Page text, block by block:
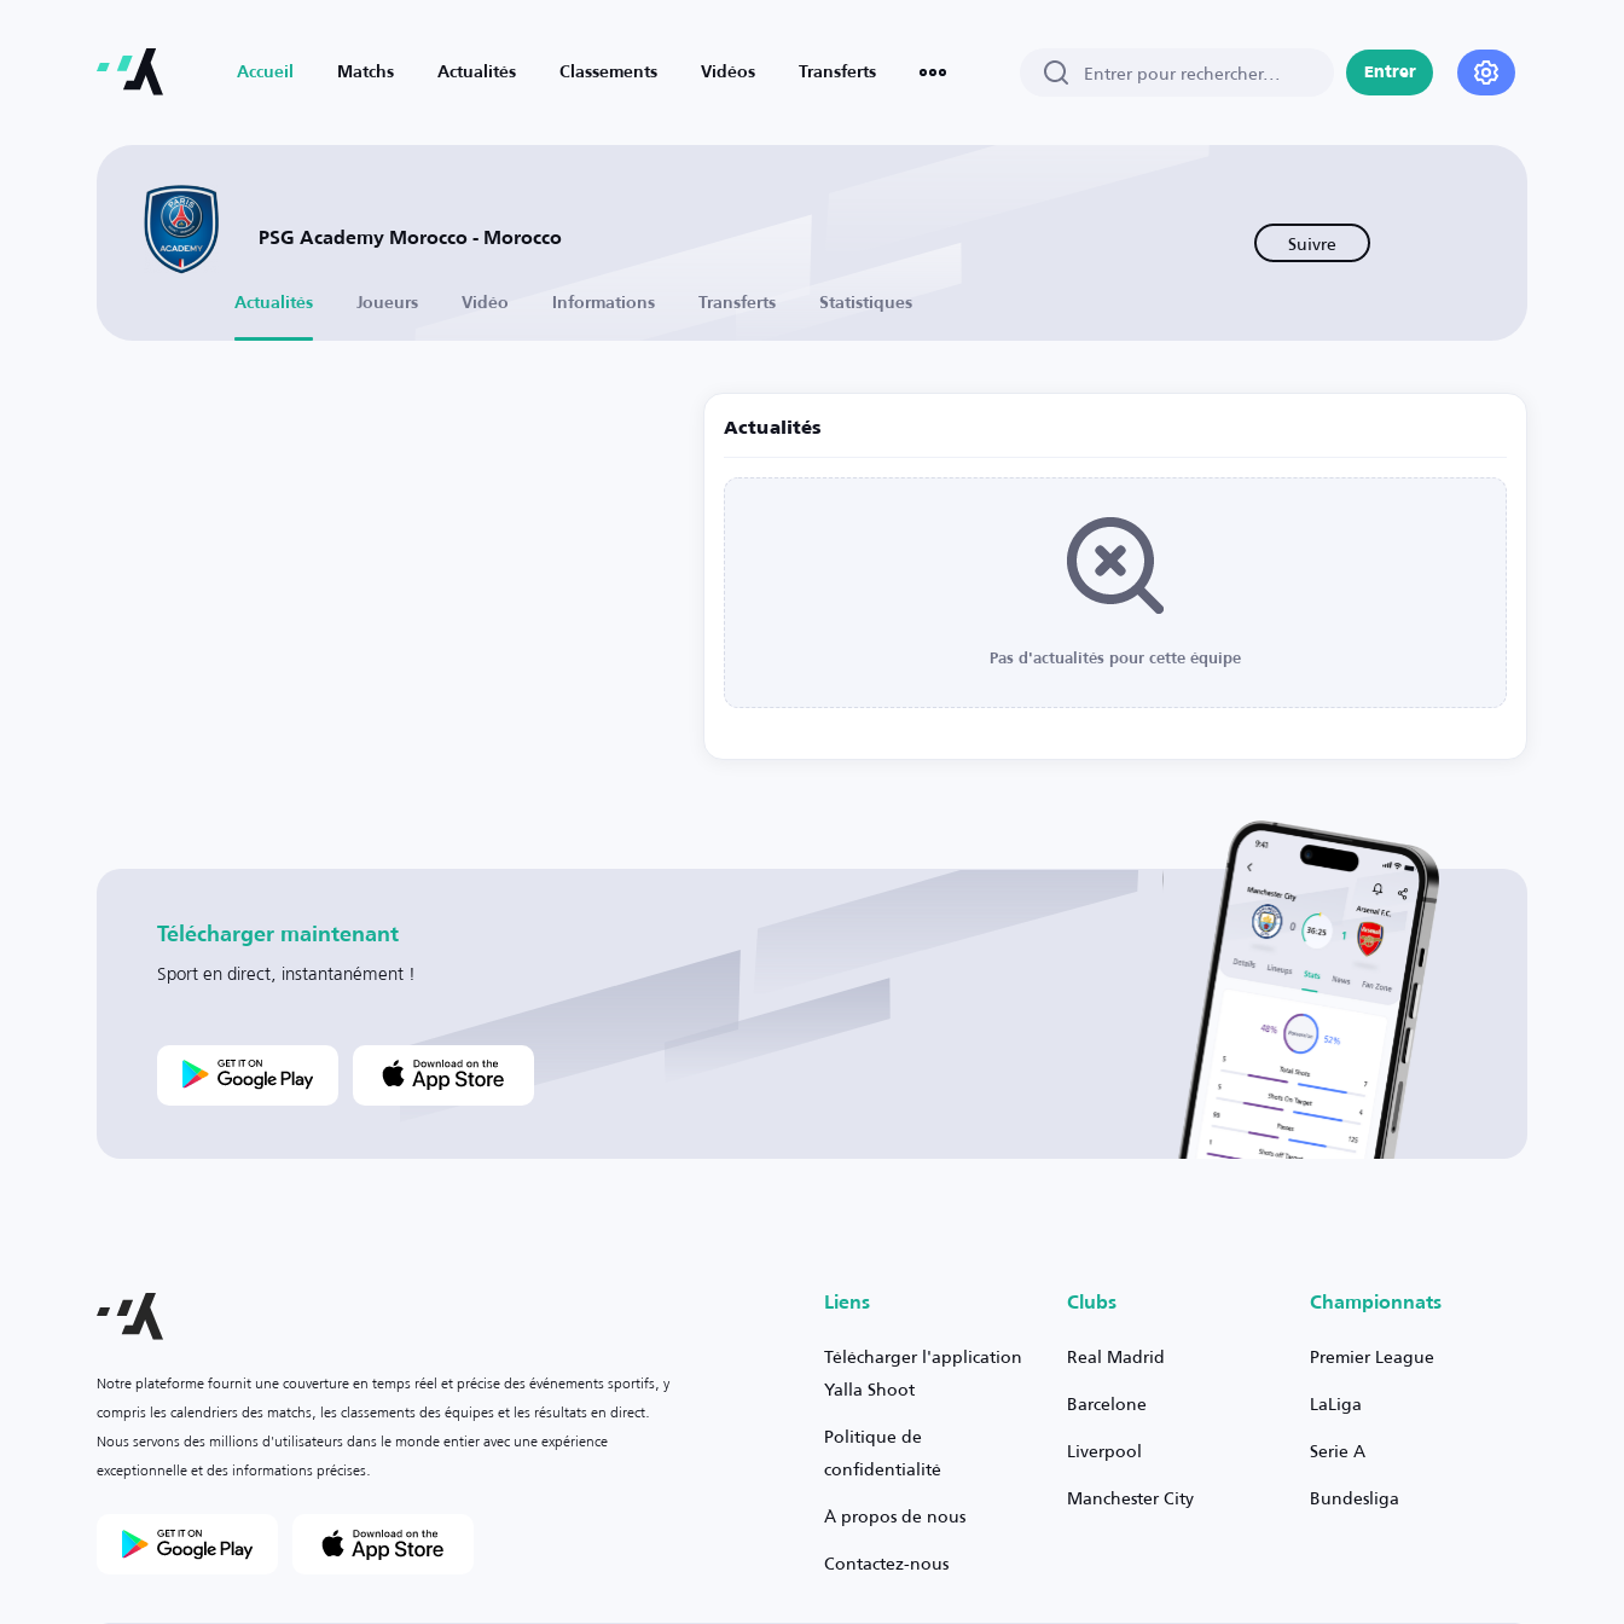
Accueil Matchs Actualités Classements Vidéos Transferts Entrer
PSG Academy Morocco - Morocco Suivre
Actualités Joueurs Vidéo Informations Transferts Statistiques
Actualités
Pas d'actualités pour cette équipe
Télécharger maintenant
Sport en direct, instantanément !
Notre plateforme fournit une couverture en temps réel et précise des événements sportifs, y
compris les calendriers des matchs, les classements des équipes et les résultats en direct.
Nous servons des millions d'utilisateurs dans le monde entier avec une expérience
exceptionnelle et des informations précises.
Liens
Télécharger l'application
Yalla Shoot
Politique de
confidentialité
À propos de nous
Contactez-nous
Clubs
Real Madrid
Barcelone
Liverpool
Manchester City
Championnats
Premier League
LaLiga
Serie A
Bundesliga